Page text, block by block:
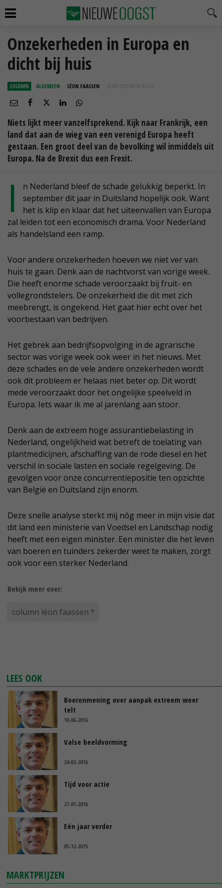
Onzekerheden in Europa en
dicht bij huis
COLUMN ALGEMEEN LÉON FAASSEN 29 APR 2017 OM 08:45
Niets lijkt meer vanzelfsprekend. Kijk naar Frankrijk, een
land dat aan de wieg van een verenigd Europa heeft
gestaan. Een groot deel van de bevolking wil inmiddels uit
Europa. Na de Brexit dus een Frexit.
I
n Nederland bleef de schade gelukkig beperkt. In
september dit jaar in Duitsland hopelijk ook. Want
het is klip en klaar dat het uiteenvallen van Europa
zal leiden tot een economisch drama. Voor Nederland
als handelsland een ramp.
Voor andere onzekerheden hoeven we niet ver van
huis te gaan. Denk aan de nachtvorst van vorige week.
Die heeft enorme schade veroorzaakt bij fruit- en
vollegrondstelers. De onzekerheid die dit met zich
meebrengt, is ongekend. Het gaat hier echt over het
voorbestaan van bedrijven.
Het gebrek aan bedrijfsopvolging in de agrarische
sector was vorige week ook weer in het nieuws. Met
deze schades en de vele andere onzekerheden wordt
ook dit probleem er helaas niet beter op. Dit wordt
mede veroorzaakt door het ongelijke speelveld in
Europa. Iets waar ik me al jarenlang aan stoor.
Denk aan de extreem hoge assurantiebelasting in
Nederland, ongelijkheid wat betreft de toelating van
plantmedicijnen, afschaffing van de rode diesel en het
verschil in sociale lasten en sociale regelgeving. De
gevolgen voor onze concurrentiepositie ten opzichte
van België en Duitsland zijn enorm.
Deze snelle analyse sterkt mij nóg meer in mijn visie dat
dit land een ministerie van Voedsel en Landschap nodig
heeft met een eigen minister. Een minister die het leven
van boeren en tuinders zekerder weet te maken, zorgt
ook voor een sterker Nederland.
Bekijk meer over:
column léon faassen
LEES OOK
Boerenmening over aanpak extreem weer
telt
18-06-2016
Valse beeldvorming
24-02-2016
Tijd voor actie
27-01-2016
Eén jaar verder
05-12-2015
MARKTPRIJZEN